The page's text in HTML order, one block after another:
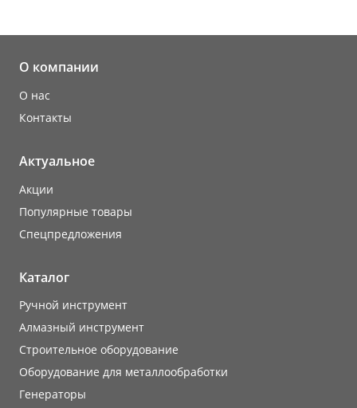
О компании
О нас
Контакты
Актуальное
Акции
Популярные товары
Cпецпредложения
Каталог
Ручной инструмент
Алмазный инструмент
Строительное оборудование
Оборудование для металлообработки
Генераторы